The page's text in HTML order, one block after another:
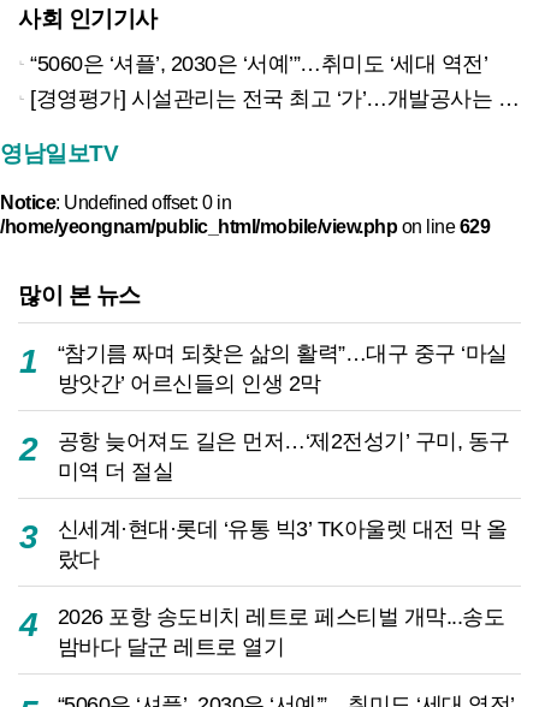
사회 인기기사
“5060은 ‘셔플’, 2030은 ‘서예’”…취미도 ‘세대 역전’
[경영평가] 시설관리는 전국 최고 ‘가’…개발공사는 최하 ‘라’
영남일보TV
Notice: Undefined offset: 0 in
/home/yeongnam/public_html/mobile/view.phpon line629
많이 본 뉴스
1
“참기름 짜며 되찾은 삶의 활력”…대구 중구 ‘마실
방앗간’ 어르신들의 인생 2막
2
공항 늦어져도 길은 먼저…‘제2전성기’ 구미, 동구
미역 더 절실
3
신세계·현대·롯데 ‘유통 빅3’ TK아울렛 대전 막 올
랐다
4
2026 포항 송도비치 레트로 페스티벌 개막...송도
밤바다 달군 레트로 열기